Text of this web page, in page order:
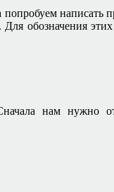
написать
обозначения
нам нужно